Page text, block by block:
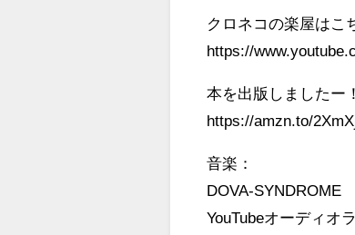
クロネコの楽屋は
https://
本を出版しましたー！
https://amzn.to/
音楽：
DOVA-
YouTubeオーディオ